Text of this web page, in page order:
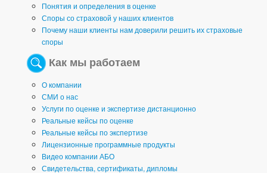
Понятия и определения в оценке
Споры со страховой у наших клиентов
Почему наши клиенты нам доверили решить их страховые
споры
Как мы работаем
О компании
СМИ о нас
Услуги по оценке и экспертизе дистанционно
Реальные кейсы по оценке
Реальные кейсы по экспертизе
Лицензионные программные продукты
Видео компании АБО
Свидетельства, сертификаты, дипломы